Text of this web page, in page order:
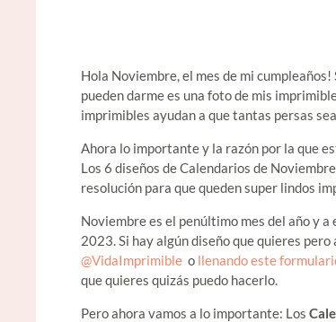
Hola Noviembre, el mes de mi
pueden darme es una foto de mis
imprimibles ayudan a que tantas persas
Ahora lo importante y la razón por la que
Los 6 diseños de Calendarios de
resolución para que queden super lindos
Noviembre es el penúltimo mes del año y
2023. Si hay algún diseño que quieres
@VidaImprimible o llenando este
que quieres quizás puedo hacerlo.
Pero ahora vamos a lo importante: Los